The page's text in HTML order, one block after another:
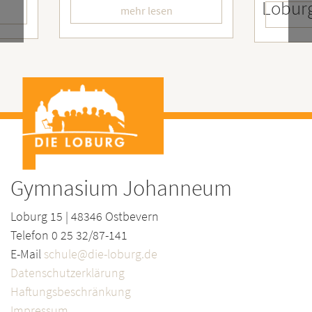
LoburgerInnen
mehr lesen
–
Gymnasium Johanneum
Loburg 15 | 48346 Ostbevern
Telefon 0 25 32/87-141
E-Mail schule@die-loburg.de
Datenschutzerklärung
Haftungsbeschränkung